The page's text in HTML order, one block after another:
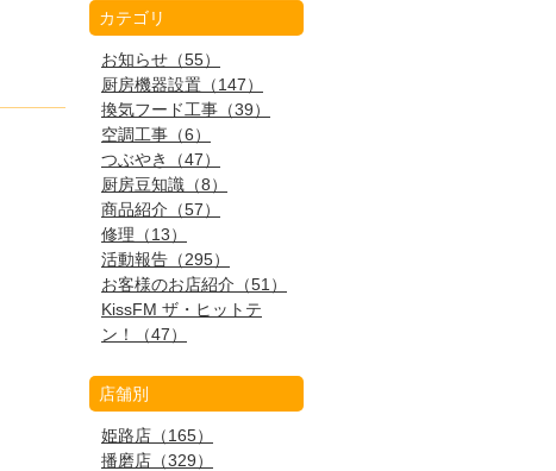
カテゴリ
お知らせ（55）
厨房機器設置（147）
換気フード工事（39）
空調工事（6）
つぶやき（47）
厨房豆知識（8）
商品紹介（57）
修理（13）
活動報告（295）
お客様のお店紹介（51）
KissFM ザ・ヒットテ
ン！（47）
店舗別
姫路店（165）
播磨店（329）